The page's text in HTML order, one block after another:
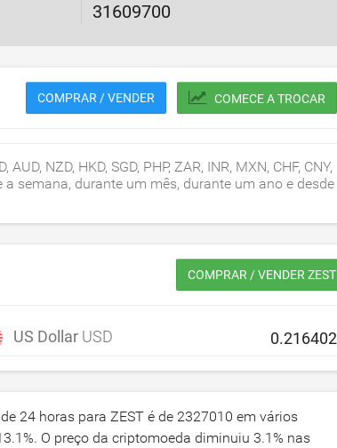
31609700
COMPRAR / VENDER COMECE A TROCAR
NZD, HKD, SGD, PHP, ZAR, INR, MXN, CHF, CNY,
semana, durante um mês, durante um ano e desde
COMPRAR / VENDER ZEST
US Dollar USD
24 horas para ZEST é de 2327010 em vários
%. O preço da criptomoeda diminuiu 3.1% nas